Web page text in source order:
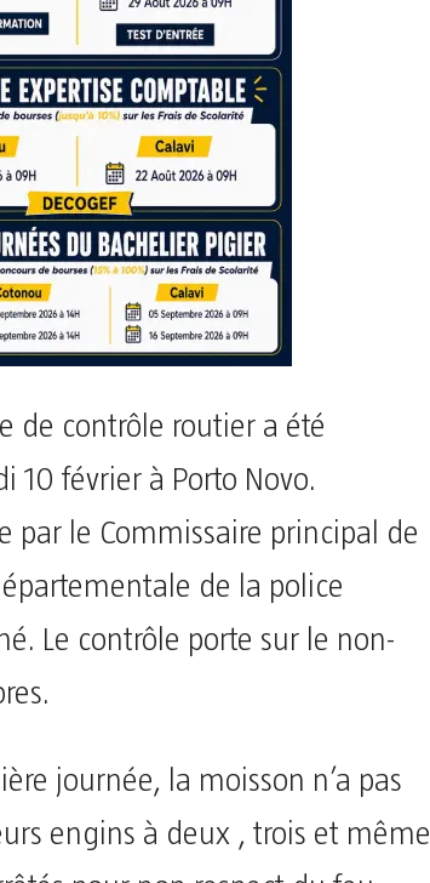
de contrôle routier a été
10 février à Porto Novo.
par le Commissaire principal de
de la police
Le contrôle porte sur le non-
journée, la moisson n’a pas
engins à deux , trois et même